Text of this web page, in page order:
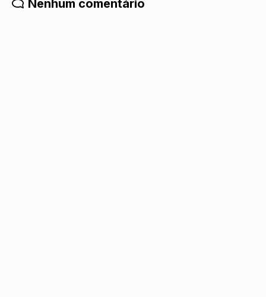
Nenhum comentário